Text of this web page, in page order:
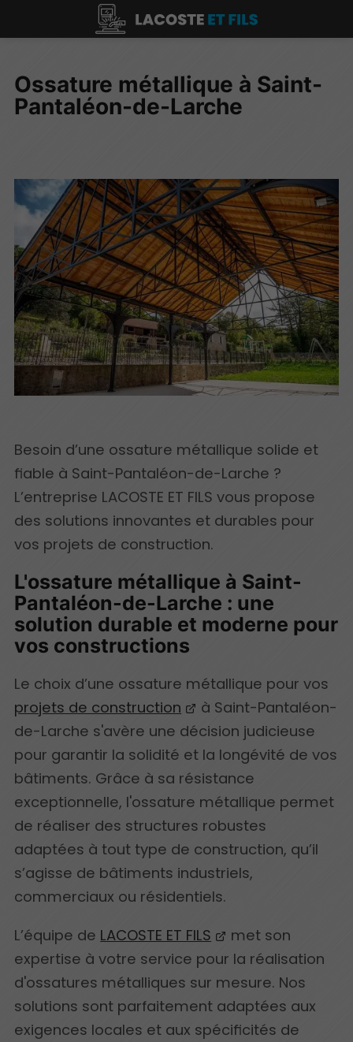
Ossature métallique à Saint-
Pantaléon-de-Larche
Besoin d’une ossature métallique solide et
fiable à Saint-Pantaléon-de-Larche ?
L’entreprise LACOSTE ET FILS vous propose
des solutions innovantes et durables pour
vos projets de construction.
L'ossature métallique à Saint-
Pantaléon-de-Larche : une
solution durable et moderne pour
vos constructions
Le choix d’une ossature métallique pour vos
projets de construction
à Saint-Pantaléon-
de-Larche s'avère une décision judicieuse
pour garantir la solidité et la longévité de vos
bâtiments. Grâce à sa résistance
exceptionnelle, l'ossature métallique permet
de réaliser des structures robustes
adaptées à tout type de construction, qu’il
s’agisse de bâtiments industriels,
commerciaux ou résidentiels.
L’équipe de LACOSTE ET FILS
met son
expertise à votre service pour la réalisation
d'ossatures métalliques sur mesure. Nos
solutions sont parfaitement adaptées aux
exigences locales et aux spécificités de